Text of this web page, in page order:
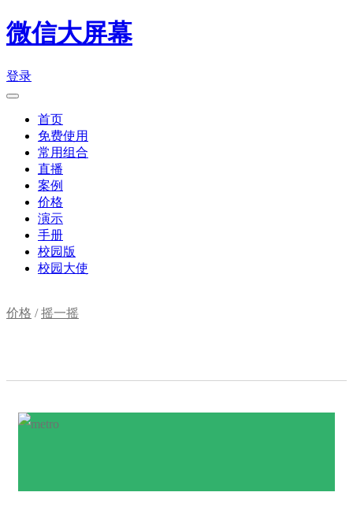
微信大屏幕
登录
首页
免费使用
常用组合
直播
案例
价格
演示
手册
校园版
校园大使
价格 /摇一摇